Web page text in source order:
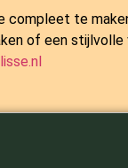
compleet te
of een